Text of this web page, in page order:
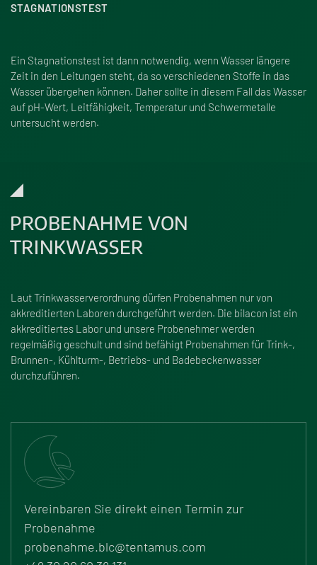
STAGNATIONSTEST
Ein Stagnationstest ist dann notwendig, wenn Wasser längere
Zeit in den Leitungen steht, da so verschiedenen Stoffe in das
Wasser übergehen können. Daher sollte in diesem Fall das Wasser
auf pH-Wert, Leitfähigkeit, Temperatur und Schwermetalle
untersucht werden.
PROBENAHME VON
TRINKWASSER
Laut Trinkwasserverordnung dürfen Probenahmen nur von
akkreditierten Laboren durchgeführt werden. Die bilacon ist ein
akkreditiertes Labor und unsere Probenehmer werden
regelmäßig geschult und sind befähigt Probenahmen für Trink-,
Brunnen-, Kühlturm-, Betriebs- und Badebeckenwasser
durchzuführen.
Vereinbaren Sie direkt einen Termin zur
Probenahme
probenahme.​blc@​tentamus.com